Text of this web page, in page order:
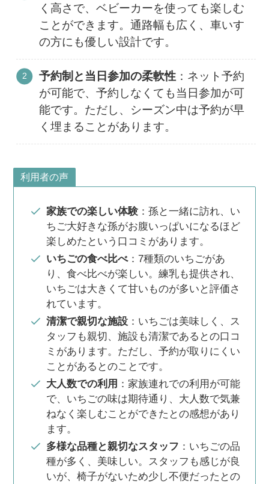
く高さで、ベビーカーを使っても楽しむ
ことができます。通路幅も広く、車いす
の方にも優しい設計です​​。
予約制と当日参加の柔軟性：ネット予約
が可能で、予約しなくても当日参加が可
能です。ただし、シーズン中は予約が早
く埋まることがあります​​。
利用者の声
家族での楽しい体験：孫と一緒に訪れ、い
ちご大好きな孫がお腹いっぱいになるほど
楽しめたという口コミがあります​​。
いちごの食べ比べ：7種類のいちごがあ
り、食べ比べが楽しい。練乳も提供され、
いちごは大きくて甘いものが多いと評価さ
れています​​。
清潔で親切な施設：いちごは美味しく、ス
タッフも親切、施設も清潔であるとの口コ
ミがあります。ただし、予約が取りにくい
ことがあるとのことです​​。
大人数での利用 ：家族連れでの利用が可能
で、いちごの味は期待通り、大人数で気兼
ねなく楽しむことができたとの感想があり
ます​​。
多様な品種と親切なスタッフ ：いちごの品
種が多く、美味しい。スタッフも感じが良
いが、椅子がないため少し不便だったとの